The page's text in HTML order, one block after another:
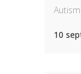
10